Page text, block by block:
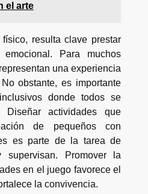
el arte
resulta clave prestar
Para muchos
una experiencia
obstante, es importante
donde todos se
Diseñar actividades que
de pequeños con
es parte de la tarea de
supervisan. Promover la
en el juego favorece el
la convivencia.